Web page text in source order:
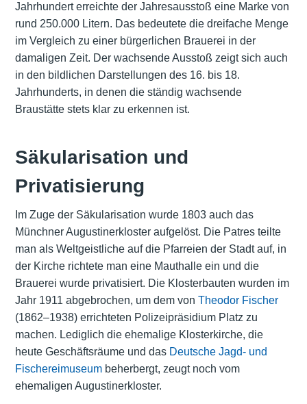
Jahrhundert erreichte der Jahresausstoß eine Marke von
rund 250.000 Litern. Das bedeutete die dreifache Menge
im Vergleich zu einer bürgerlichen Brauerei in der
damaligen Zeit. Der wachsende Ausstoß zeigt sich auch
in den bildlichen Darstellungen des 16. bis 18.
Jahrhunderts, in denen die ständig wachsende
Braustätte stets klar zu erkennen ist.
Säkularisation und
Privatisierung
Im Zuge der Säkularisation wurde 1803 auch das
Münchner Augustinerkloster aufgelöst. Die Patres teilte
man als Weltgeistliche auf die Pfarreien der Stadt auf, in
der Kirche richtete man eine Mauthalle ein und die
Brauerei wurde privatisiert. Die Klosterbauten wurden im
Jahr 1911 abgebrochen, um dem von Theodor Fischer
(1862–1938) errichteten Polizeipräsidium Platz zu
machen. Lediglich die ehemalige Klosterkirche, die
heute Geschäftsräume und das Deutsche Jagd- und
Fischereimuseumbeherbergt, zeugt noch vom
ehemaligen Augustinerkloster.